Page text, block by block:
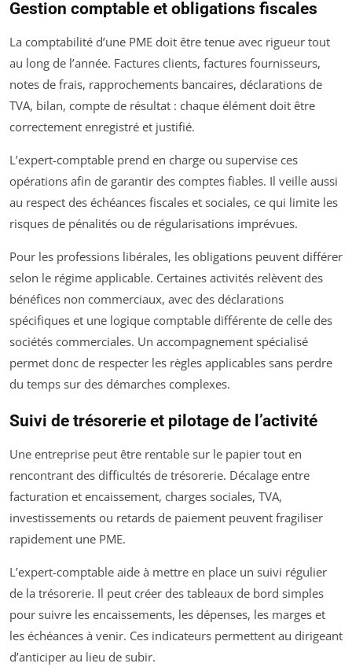
Gestion comptable et obligations fiscales
La comptabilité d’une PME doit être tenue avec rigueur tout
au long de l’année. Factures clients, factures fournisseurs,
notes de frais, rapprochements bancaires, déclarations de
TVA, bilan, compte de résultat : chaque élément doit être
correctement enregistré et justifié.
L’expert-comptable prend en charge ou supervise ces
opérations afin de garantir des comptes fiables. Il veille aussi
au respect des échéances fiscales et sociales, ce qui limite les
risques de pénalités ou de régularisations imprévues.
Pour les professions libérales, les obligations peuvent différer
selon le régime applicable. Certaines activités relèvent des
bénéfices non commerciaux, avec des déclarations
spécifiques et une logique comptable différente de celle des
sociétés commerciales. Un accompagnement spécialisé
permet donc de respecter les règles applicables sans perdre
du temps sur des démarches complexes.
Suivi de trésorerie et pilotage de l’activité
Une entreprise peut être rentable sur le papier tout en
rencontrant des difficultés de trésorerie. Décalage entre
facturation et encaissement, charges sociales, TVA,
investissements ou retards de paiement peuvent fragiliser
rapidement une PME.
L’expert-comptable aide à mettre en place un suivi régulier
de la trésorerie. Il peut créer des tableaux de bord simples
pour suivre les encaissements, les dépenses, les marges et
les échéances à venir. Ces indicateurs permettent au dirigeant
d’anticiper au lieu de subir.